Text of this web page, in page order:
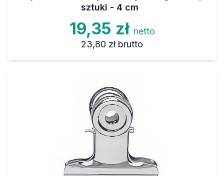
sztuki - 4 cm
19,35 zł netto
23,80 zł brutto